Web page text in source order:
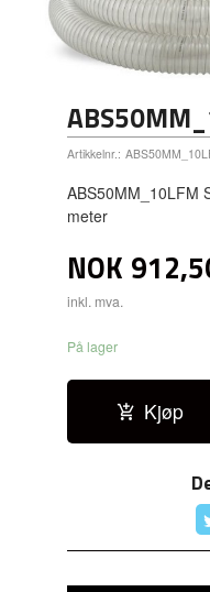
Artikkelnr.:
ABS50MM_10LFM
meter
NOK
inkl. mva.
På lager
Kjøp